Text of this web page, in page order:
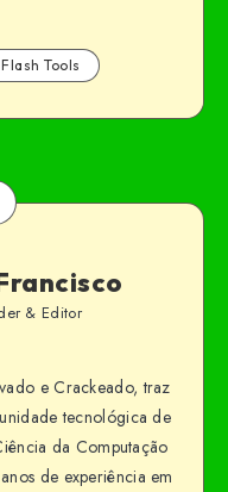
Flash Tools
& Editor
e Crackeado, traz
tecnológica de
da Computação
de experiência em